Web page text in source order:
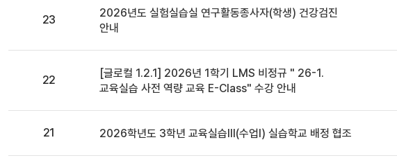
23
일반
2026년도 실험실습실 연구활동종사자(학생) 건강검진
안내
22
일반
[글로컬 1.2.1] 2026년 1학기 LMS 비정규 " 26-1.
교육실습 사전 역량 교육 E-Class" 수강 안내
21 일반
2026학년도 3학년 교육실습Ⅲ(수업Ⅰ) 실습학교 배정 협조